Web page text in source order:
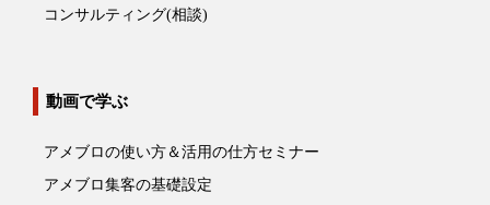
コンサルティング(相談)
動画で学ぶ
アメブロの使い方＆活用の仕方セミナー
アメブロ集客の基礎設定